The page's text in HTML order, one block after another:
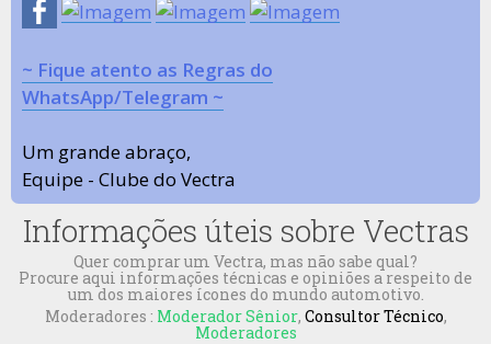
~ Fique atento as Regras do
WhatsApp/Telegram ~
Um grande abraço,
Equipe - Clube do Vectra
Informações úteis sobre Vectras
Quer comprar um Vectra, mas não sabe qual?
Procure aqui informações técnicas e opiniões a respeito de
um dos maiores ícones do mundo automotivo.
Moderadores : Moderador Sênior, Consultor Técnico,
Moderadores